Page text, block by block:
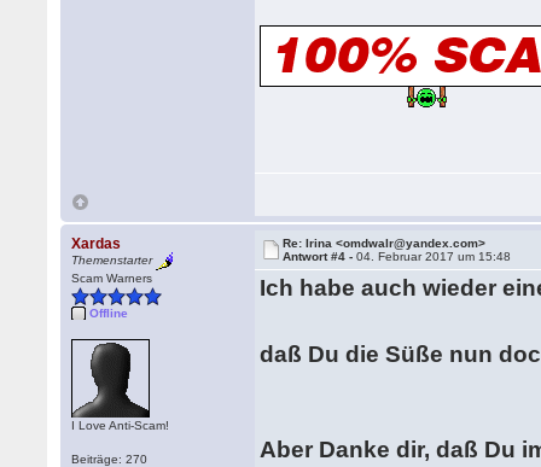
Xardas
Themenstarter
Scam Warners
Offline
I Love Anti-Scam!
Beiträge: 270
Re: Irina <omdwalr@yandex.com>
Antwort #4 -04. Februar 2017 um 15:48
Ich habe auch wieder
daß Du die Süße nun
Aber Danke dir, daß Du